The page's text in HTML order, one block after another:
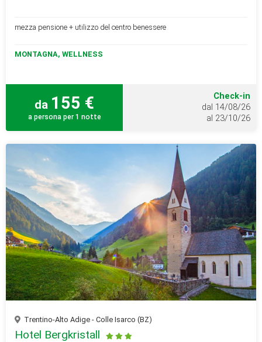
mezza pensione + utilizzo del centro benessere
MONTAGNA, WELLNESS
da 155 €
a persona per 1 notte
Check-in
dal 14/08/26
al 23/10/26
Trentino-Alto Adige - Colle Isarco (BZ)
Hotel Bergkristall